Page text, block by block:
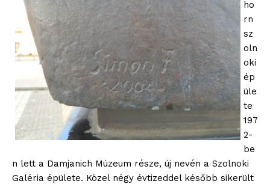
ho
rn
sz
oln
oki
ép
üle
te
197
2-
be
n lett a Damjanich Múzeum része, új nevén a Szolnoki
Galéria épülete. Közel négy évtizeddel később sikerült